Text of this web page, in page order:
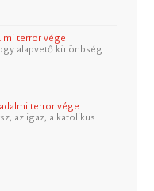
terror vége
alapvető különbség
terror vége
az igaz, a katolikus…